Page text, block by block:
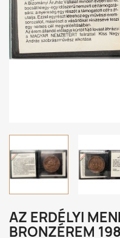
AZ ERDÉLYI
BRONZÉREM